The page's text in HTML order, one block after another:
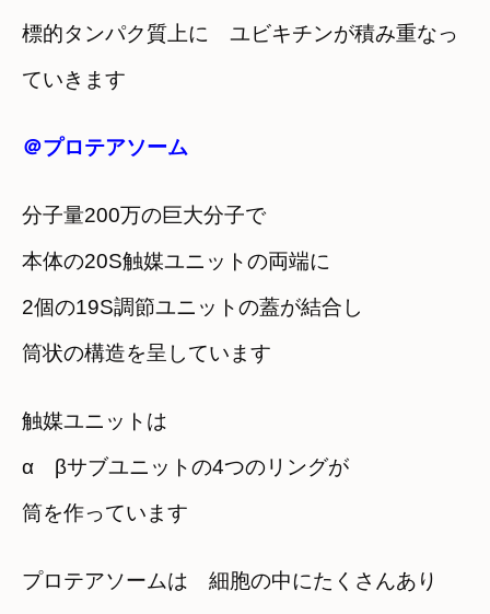
標的タンパク質上に ユビキチンが積み重なっ
ていきます
＠プロテアソーム
分子量200万の巨大分子で
本体の20S触媒ユニットの両端に
2個の19S調節ユニットの蓋が結合し
筒状の構造を呈しています
触媒ユニットは
α βサブユニットの4つのリングが
筒を作っています
プロテアソームは 細胞の中にたくさんあり